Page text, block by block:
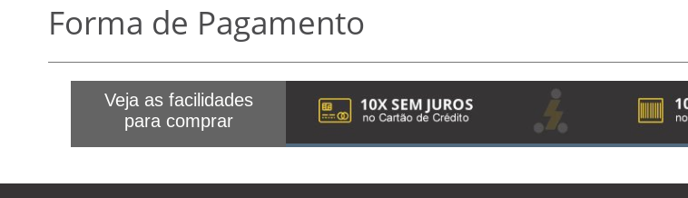
Forma de Pagamento
Veja as facilidades
para comprar